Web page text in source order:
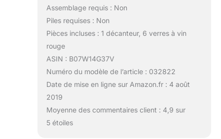
Assemblage requis : Non
Piles requises : Non
Pièces incluses : 1 décanteur, 6 verres à vin
rouge
ASIN : B07W14G37V
Numéro du modèle de l’article : 032822
Date de mise en ligne sur Amazon.fr : 4 août
2019
Moyenne des commentaires client : 4,9 sur
5 étoiles